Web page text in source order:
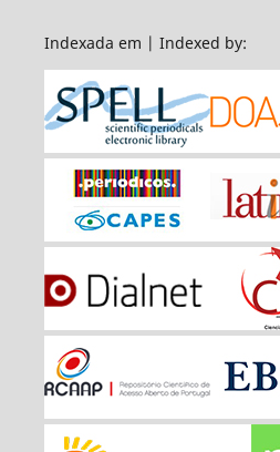
Indexada em | Indexed by: